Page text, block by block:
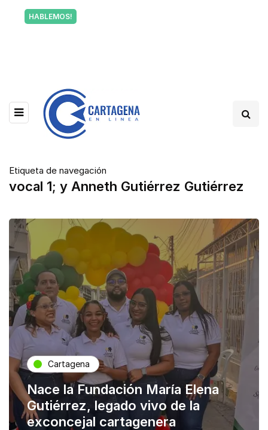
HABLEMOS!
Etiqueta de navegación
vocal 1; y Anneth Gutiérrez Gutiérrez
Cartagena
Nace la Fundación María Elena
Gutiérrez, legado vivo de la
exconcejal cartagenera